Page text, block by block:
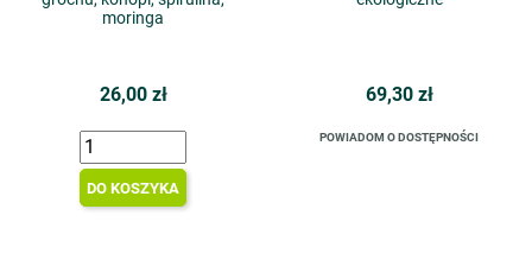
moringa
26,00 zł
DO KOSZYKA
69,30 zł
POWIADOM O DOSTĘPNOŚCI